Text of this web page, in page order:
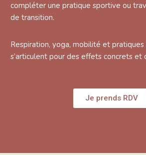
compléter une pratique sportive ou
de transition.
Respiration, yoga, mobilité et
s’articulent pour des effets concrets et
Je prends RDV